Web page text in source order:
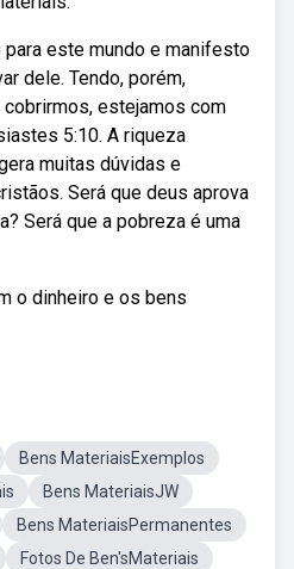
para este mundo e manifesto
dele. Tendo, porém,
estejamos com
5:10. A riqueza
muitas dúvidas e
Será que deus aprova
Será que a pobreza é uma
o dinheiro e os bens
Bens MateriaisExemplos
Bens MateriaisJW
Bens MateriaisPermanentes
Fotos De Ben'sMateriais